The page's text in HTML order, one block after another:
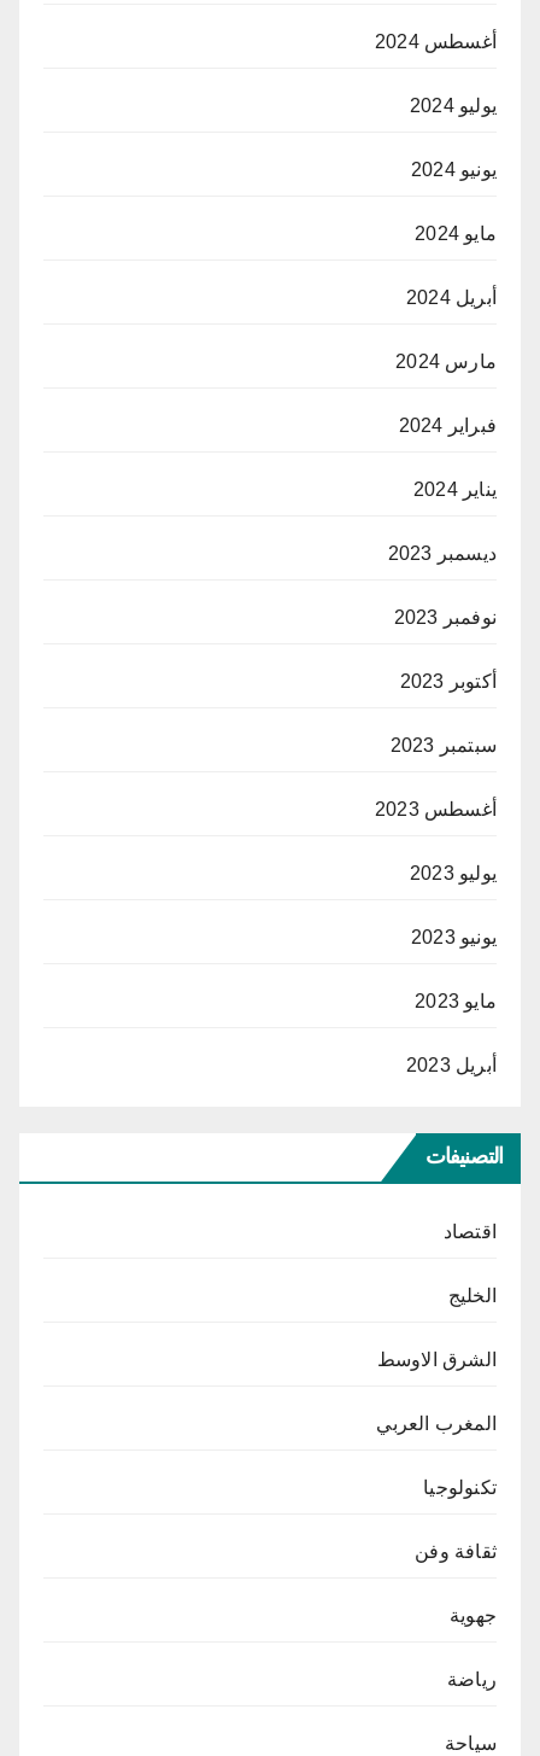
أغسطس 2024
يوليو 2024
يونيو 2024
مايو 2024
أبريل 2024
مارس 2024
فبراير 2024
يناير 2024
ديسمبر 2023
نوفمبر 2023
أكتوبر 2023
سبتمبر 2023
أغسطس 2023
يوليو 2023
يونيو 2023
مايو 2023
أبريل 2023
التصنيفات
اقتصاد
الخليج
الشرق الاوسط
المغرب العربي
تكنولوجيا
ثقافة وفن
جهوية
رياضة
سياحة